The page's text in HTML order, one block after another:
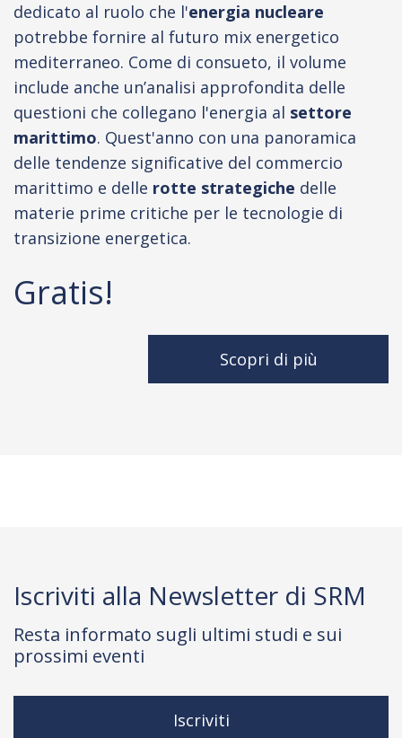
dedicato al ruolo che l'energia nucleare
potrebbe fornire al futuro mix energetico
mediterraneo. Come di consueto, il volume
include anche un’analisi approfondita delle
questioni che collegano l'energia al settore
marittimo. Quest'anno con una panoramica
delle tendenze significative del commercio
marittimo e delle rotte strategiche delle
materie prime critiche per le tecnologie di
transizione energetica.
Gratis!
Scopri di più
Iscriviti alla Newsletter di SRM
Resta informato sugli ultimi studi e sui
prossimi eventi
Iscriviti